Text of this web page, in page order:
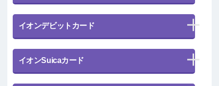
イオンデビットカード
イオンSuicaカード